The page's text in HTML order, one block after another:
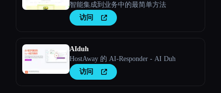
智能集成到业务中的最简单方法
访问
AIduh
HostAway 的 AI-Responder - AI Duh
访问